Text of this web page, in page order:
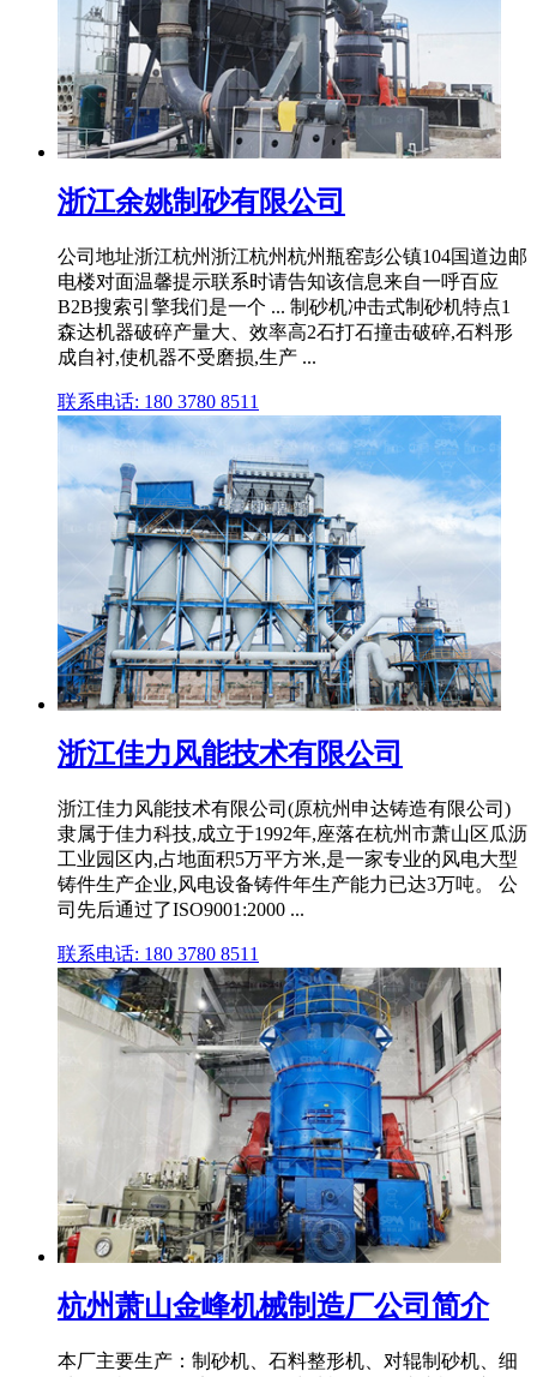
浙江余姚制砂有限公司
公司地址浙江杭州浙江杭州杭州瓶窑彭公镇104国道边邮
电楼对面温馨提示联系时请告知该信息来自一呼百应
B2B搜索引擎我们是一个 ... 制砂机冲击式制砂机特点1
森达机器破碎产量大、效率高2石打石撞击破碎,石料形
成自衬,使机器不受磨损,生产 ...
联系电话: 180 3780 8511
浙江佳力风能技术有限公司
浙江佳力风能技术有限公司(原杭州申达铸造有限公司)
隶属于佳力科技,成立于1992年,座落在杭州市萧山区瓜沥
工业园区内,占地面积5万平方米,是一家专业的风电大型
铸件生产企业,风电设备铸件年生产能力已达3万吨。 公
司先后通过了ISO9001:2000 ...
联系电话: 180 3780 8511
杭州萧山金峰机械制造厂公司简介
本厂主要生产：制砂机、石料整形机、对辊制砂机、细